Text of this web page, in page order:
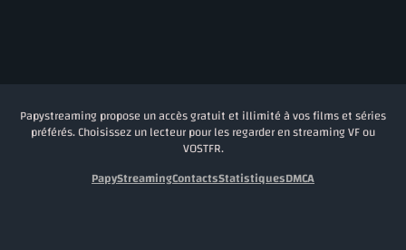
Papystreaming propose un accès gratuit et illimité à vos films et séries
préférés. Choisissez un lecteur pour les regarder en streaming VF ou
VOSTFR.
PapyStreamingContactsStatistiquesDMCA